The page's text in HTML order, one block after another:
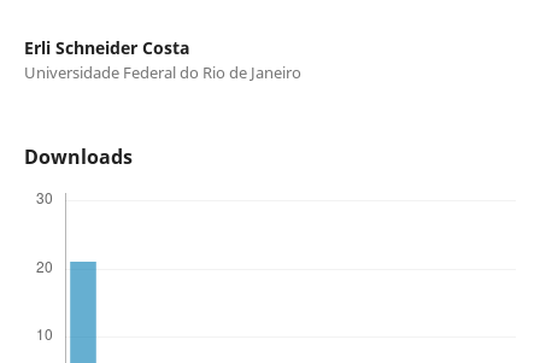
Erli Schneider Costa
Universidade Federal do Rio de Janeiro
Downloads